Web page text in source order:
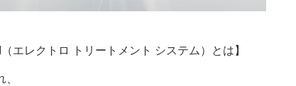
エレクトロ トリートメント システム）とは】